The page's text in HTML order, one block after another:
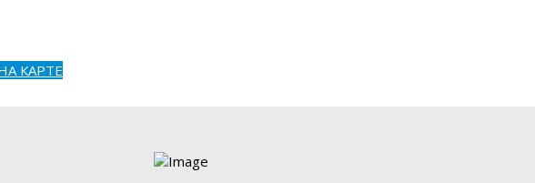
КАРТЕ